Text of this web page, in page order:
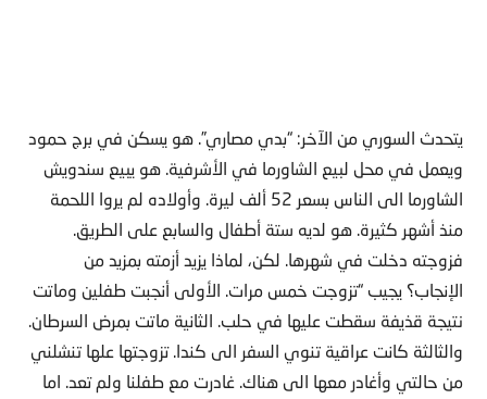
يتحدث السوري من الآخر: “بدي مصاري”. هو يسكن في برج حمود
ويعمل في محل لبيع الشاورما في الأشرفية. هو يبيع سندويش
الشاورما الى الناس بسعر 52 ألف ليرة. وأولاده لم يروا اللحمة
منذ أشهر كثيرة. هو لديه ستة أطفال والسابع على الطريق.
فزوجته دخلت في شهرها. لكن، لماذا يزيد أزمته بمزيد من
الإنجاب؟ يجيب “تزوجت خمس مرات. الأولى أنجبت طفلين وماتت
نتيجة قذيفة سقطت عليها في حلب. الثانية ماتت بمرض السرطان.
والثالثة كانت عراقية تنوي السفر الى كندا. تزوجتها علها تنشلني
من حالتي وأغادر معها الى هناك. غادرت مع طفلنا ولم تعد. اما